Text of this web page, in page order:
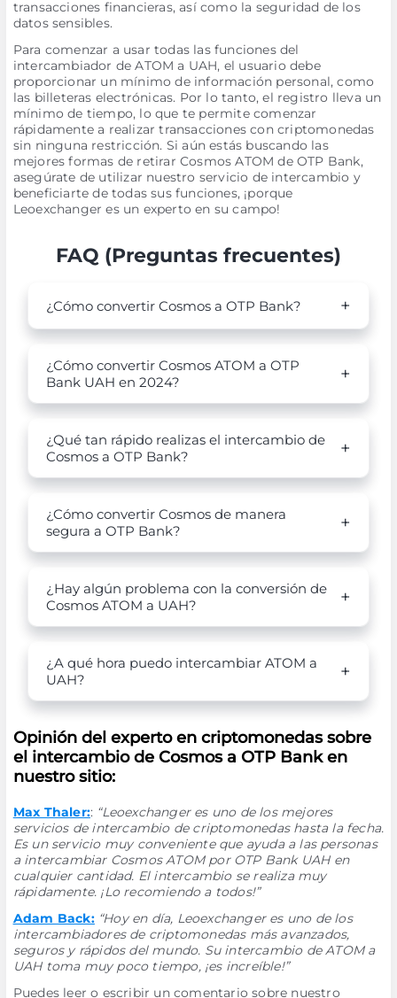
transacciones financieras, así como la seguridad de los
datos sensibles.
Para comenzar a usar todas las funciones del
intercambiador de ATOM a UAH, el usuario debe
proporcionar un mínimo de información personal, como
las billeteras electrónicas. Por lo tanto, el registro lleva un
mínimo de tiempo, lo que te permite comenzar
rápidamente a realizar transacciones con criptomonedas
sin ninguna restricción. Si aún estás buscando las
mejores formas de retirar Cosmos ATOM de OTP Bank,
asegúrate de utilizar nuestro servicio de intercambio y
beneficiarte de todas sus funciones, ¡porque
Leoexchanger es un experto en su campo!
FAQ (Preguntas frecuentes)
¿Cómo convertir Cosmos a OTP Bank?
¿Cómo convertir Cosmos ATOM a OTP
Bank UAH en 2024?
¿Qué tan rápido realizas el intercambio de
Cosmos a OTP Bank?
¿Cómo convertir Cosmos de manera
segura a OTP Bank?
¿Hay algún problema con la conversión de
Cosmos ATOM a UAH?
¿A qué hora puedo intercambiar ATOM a
UAH?
Opinión del experto en criptomonedas sobre
el intercambio de Cosmos a OTP Bank en
nuestro sitio:
Max Thaler:: “Leoexchanger es uno de los mejores
servicios de intercambio de criptomonedas hasta la fecha.
Es un servicio muy conveniente que ayuda a las personas
a intercambiar Cosmos ATOM por OTP Bank UAH en
cualquier cantidad. El intercambio se realiza muy
rápidamente. ¡Lo recomiendo a todos!”
Adam Back: “Hoy en día, Leoexchanger es uno de los
intercambiadores de criptomonedas más avanzados,
seguros y rápidos del mundo. Su intercambio de ATOM a
UAH toma muy poco tiempo, ¡es increíble!”
Puedes leer o escribir un comentario sobre nuestro